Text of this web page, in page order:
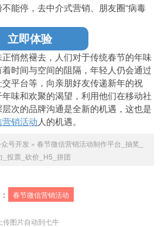
能停，去中介式营销、朋友圈“病毒
立即体验
悄然褪去，人们对于传统春节的年味
时间与空间的阻隔，年轻人仍会通过
平台等，向亲朋好友传递新年的祝
味和欢聚的渴望，利用他们在移动社
次的品牌沟通是全新的机遇，这也是
销活动人的机遇。
号开发 » 春节微信营销活动制作平台_抽奖_
_投票_砍价_H5_拼团
春节微信营销活动
传图片自动到七牛